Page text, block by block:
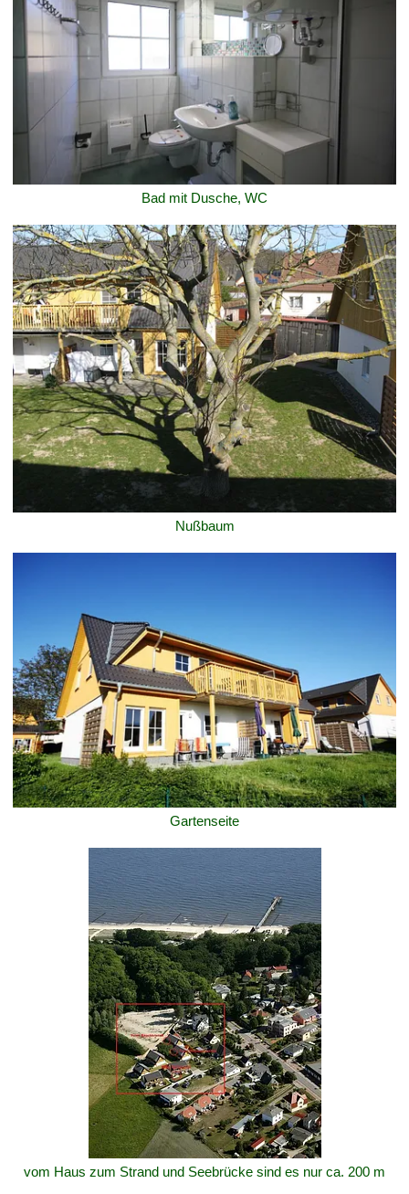
Bad mit Dusche, WC
Nußbaum
Gartenseite
vom Haus zum Strand und Seebrücke sind es nur ca. 200 m